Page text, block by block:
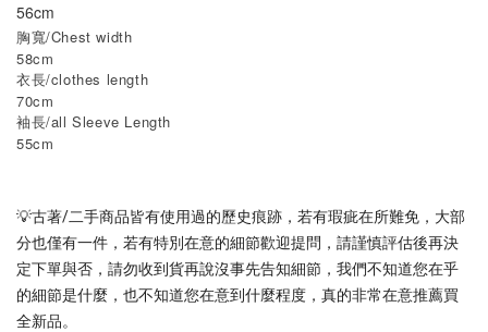
56cm
胸寬/Chest width
58cm
衣長/clothes length
70cm
袖長/all Sleeve Length
55cm
💡古著/二手商品皆有使用過的歷史痕跡，若有瑕疵在所難免，大部
分也僅有一件，若有特別在意的細節歡迎提問，請謹慎評估後再決
定下單與否，請勿收到貨再說沒事先告知細節，我們不知道您在乎
的細節是什麼，也不知道您在意到什麼程度，真的非常在意推薦買
全新品。